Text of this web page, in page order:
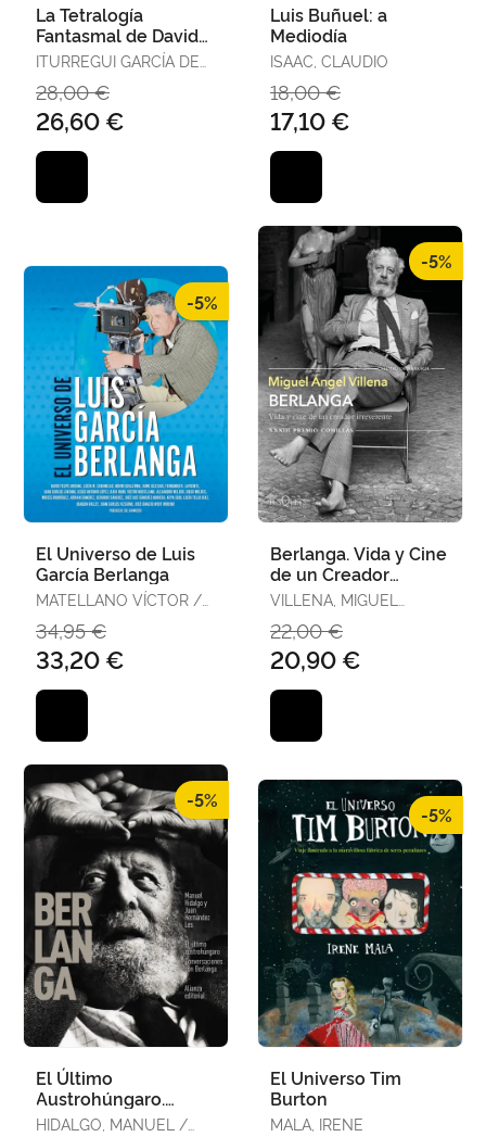
La Tetralogía
Fantasmal de David
Lynch
ITURREGUI GARCÍA DE
28,00 €
26,60 €
Luis Buñuel: a
Mediodía
ISAAC, CLAUDIO
18,00 €
17,10 €
-5%
El Universo de Luis
García Berlanga
MATELLANO VÍCTOR /
DIEGO / RODRIGUEZ
LAFUENTE FERNANDO
34,95 €
33,20 €
-5%
Berlanga. Vida y Cine
de un Creador
Irreverente
VILLENA, MIGUEL
22,00 €
20,90 €
-5%
El Último
Austrohúngaro.
Conversaciones con
HIDALGO, MANUEL /
-5%
El Universo Tim
Burton
MALA, IRENE